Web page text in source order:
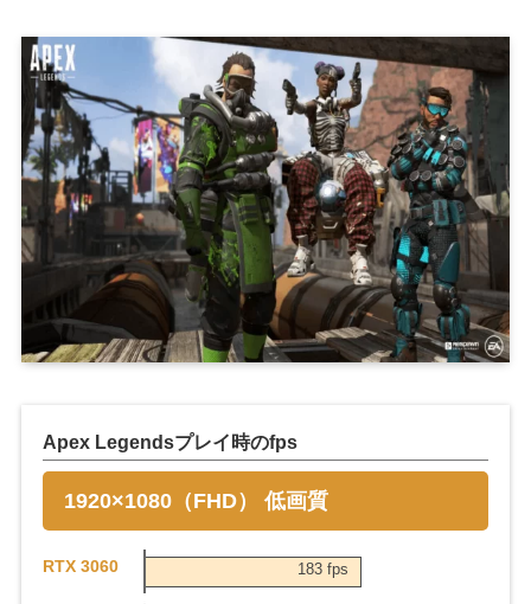
Apex Legendsプレイ時のfps
1920×1080（FHD） 低画質
RTX 3060 183 fps